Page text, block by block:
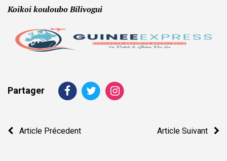
Koikoi kouloubo Bilivogui
Partager
Navigation
Article Précedent Article Suivant